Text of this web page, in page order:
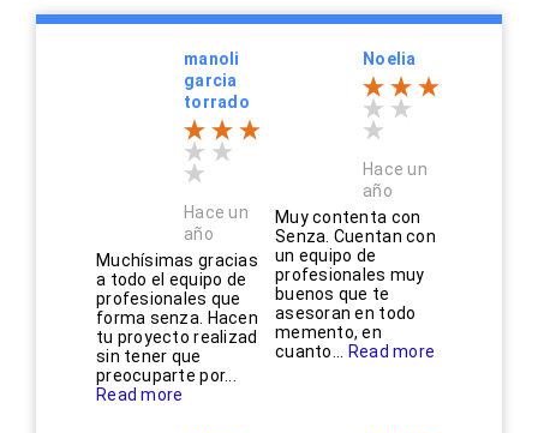
manoli
garcia
torrado
Hace un
año
Muchísimas gracias
a todo el equipo de
profesionales que
forma senza. Hacen
tu proyecto realizad
sin tener que
preocuparte por...
Read more
Noelia
Hace un
año
Muy contenta con
Senza. Cuentan con
un equipo de
profesionales muy
buenos que te
asesoran en todo
memento, en
cuanto...
Read more